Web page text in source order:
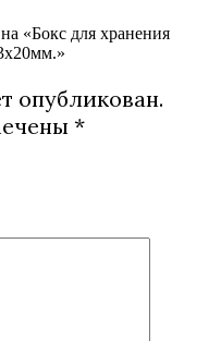
«Бокс для хранения
опубликован.
*